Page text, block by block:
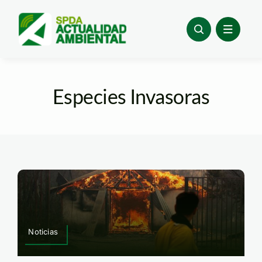
content
Especies Invasoras
Noticias